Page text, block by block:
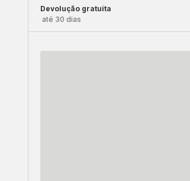
Devolução gratuita
até 30 dias